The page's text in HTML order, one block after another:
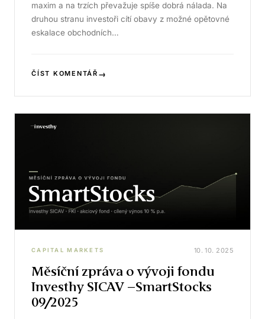
maxim a na trzích převažuje spíše dobrá nálada. Na
druhou stranu investoři cítí obavy z možné opětovné
eskalace obchodních…
ČÍST KOMENTÁŘ →
CAPITAL MARKETS 10. 10. 2025
Měsíční zpráva o vývoji fondu
Investhy SICAV –SmartStocks
09/2025